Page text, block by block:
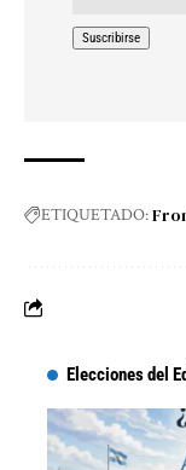
ETIQUETADO:
Elecciones del